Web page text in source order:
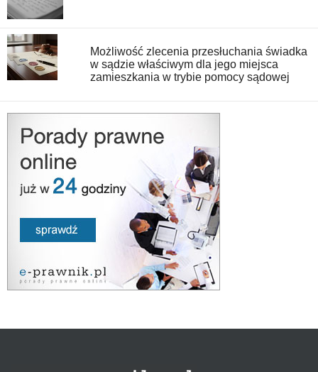
Możliwość zlecenia przesłuchania świadka
w sądzie właściwym dla jego miejsca
zamieszkania w trybie pomocy sądowej